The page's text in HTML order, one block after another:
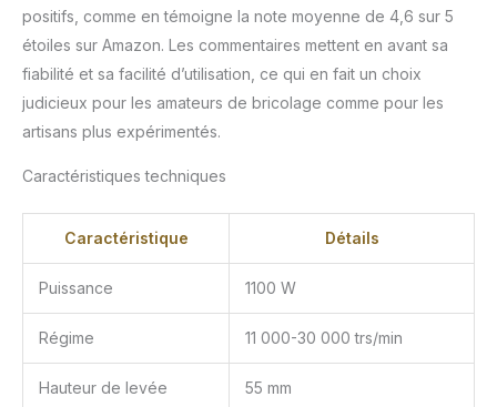
positifs, comme en témoigne la note moyenne de 4,6 sur 5
étoiles sur Amazon. Les commentaires mettent en avant sa
fiabilité et sa facilité d’utilisation, ce qui en fait un choix
judicieux pour les amateurs de bricolage comme pour les
artisans plus expérimentés.
Caractéristiques techniques
Caractéristique Détails
Puissance 1100 W
Régime 11 000-30 000 trs/min
Hauteur de levée 55 mm